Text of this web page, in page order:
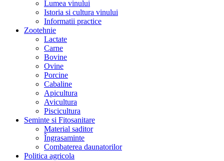
Lumea vinului
Istoria si cultura vinului
Informatii practice
Zootehnie
Lactate
Carne
Bovine
Ovine
Porcine
Cabaline
Apicultura
Avicultura
Piscicultura
Seminte si Fitosanitare
Material saditor
Îngrasaminte
Combaterea daunatorilor
Politica agricola